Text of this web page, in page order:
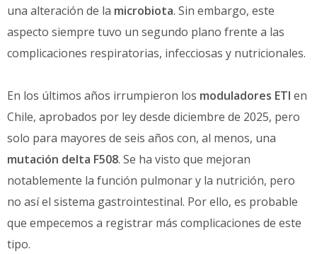
una alteración de la microbiota. Sin embargo, este
aspecto siempre tuvo un segundo plano frente a las
complicaciones respiratorias, infecciosas y nutricionales.
En los últimos años irrumpieron los moduladores ETI en
Chile, aprobados por ley desde diciembre de 2025, pero
solo para mayores de seis años con, al menos, una
mutación delta F508. Se ha visto que mejoran
notablemente la función pulmonar y la nutrición, pero
no así el sistema gastrointestinal. Por ello, es probable
que empecemos a registrar más complicaciones de este
tipo.